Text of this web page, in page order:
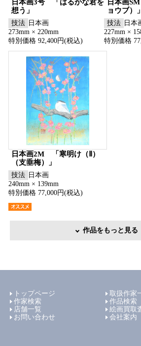
日本画3号 「はるかな君を
想う」
技法 日本画
273mm × 220mm
特別価格 92,400円(税込)
日本画
ョウブ）」
技法 日本
227mm ×
特別価格
日本画2M 「寒明け（Ⅱ）
（支垂梅）」
技法 日本画
240mm × 139mm
特別価格 77,000円(税込)
作品をもっと見る
トップページ
取扱作家
作家検索
作品検索
店舗一覧
絵画買取
お問い合わせ
会社案内